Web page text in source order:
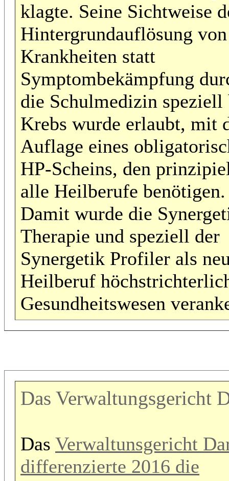
klagte. Seine Sichtweise
Hintergrundauflösung von
Krankheiten statt
Symptombekämpfung
die Schulmedizin speziell
Krebs wurde erlaubt, mit
Auflage eines
HP-Scheins, den
alle Heilberufe benötigen.
Damit wurde die
Therapie und speziell der
Synergetik Profiler als
Heilberuf
Gesundheitswesen
Das Verwaltungsgericht
Das Verwaltunsgericht
differenzierte 2016 die